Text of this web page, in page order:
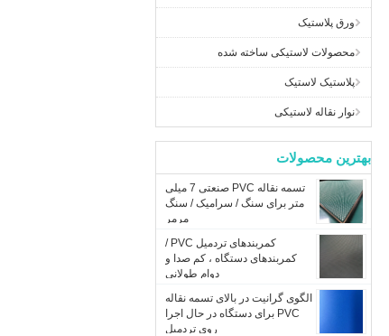
ورق پلاستیک
محصولات لاستیکی ساخته شده
پلاستیک لاستیک
نوار نقاله لاستیکی
بهترین محصولات
تسمه نقاله PVC صنعتی 7 میلی
متر برای سنگ / سرامیک / سنگ
مرمر
کمربندهای تردمیل PVC /
کمربندهای دستگاه ، کم صدا و
دوام طولانی
الگوی گرانیت در بالای تسمه نقاله
PVC برای دستگاه در حال اجرا
روی تردمیل